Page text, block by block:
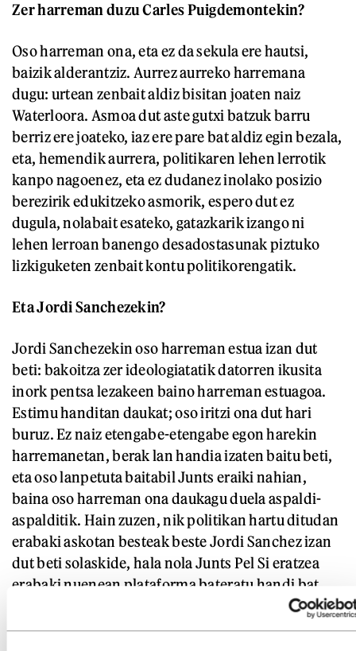
Zer harreman duzu Carles Puigdemontekin?
Oso harreman ona, eta ez da sekula ere hautsi,
baizik alderantziz. Aurrez aurreko harremana
dugu: urtean zenbait aldiz bisitan joaten naiz
Waterloora. Asmoa dut aste gutxi batzuk barru
berriz ere joateko, iaz ere pare bat aldiz egin bezala,
eta, hemendik aurrera, politikaren lehen lerrotik
kanpo nagoenez, eta ez dudanez inolako posizio
berezirik edukitzeko asmorik, espero dut ez
dugula, nolabait esateko, gatazkarik izango ni
lehen lerroan banengo desadostasunak piztuko
lizkiguketen zenbait kontu politikorengatik.
Eta Jordi Sanchezekin?
Jordi Sanchezekin oso harreman estua izan dut
beti: bakoitza zer ideologiatatik datorren ikusita
inork pentsa lezakeen baino harreman estuagoa.
Estimu handitan daukat; oso iritzi ona dut hari
buruz. Ez naiz etengabe-etengabe egon harekin
harremanetan, berak lan handia izaten baitu beti,
eta oso lanpetuta baitabil Junts eraiki nahian,
baina oso harreman ona daukagu duela aspaldi-
aspalditik. Hain zuzen, nik politikan hartu ditudan
erabaki askotan besteak beste Jordi Sanchez izan
dut beti solaskide, hala nola Junts Pel Si eratzea
erabaki nuenean plataforma bateratu handi bat,
zoritxarrez zatitu egin zena, edo 2016ko urtarrilean
bazterrera pauso bat eman nuenean.